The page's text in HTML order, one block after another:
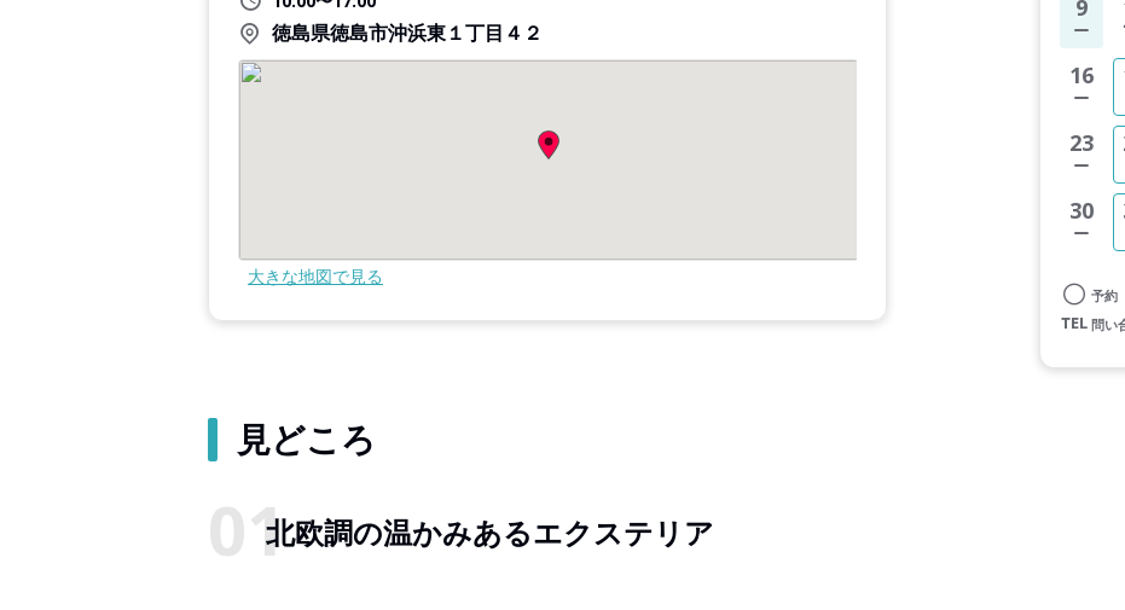
徳島県徳島市沖浜東１丁目４２
大きな地図で見る
見どころ
北欧調の温かみあるエクステリア
9
16
23
30
予約
問い